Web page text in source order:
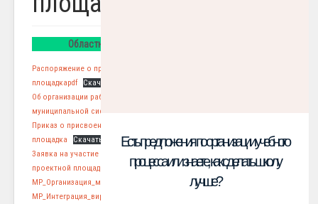
Есть предложения по организации учебного
процесса или знаете, как сделать школу
лучше?
Областная стажерская площадка 2025 год
Распоряжение о присвоении статуса Областная стажерская
площадкаpdf
Скачать
Об организации работы городских проектных площадок в
муниципальной системе образования
Приказ о присвоении статуса городская проектная
площадка
Скачать
Заявка на участие в отборе на соискание статуса городской
проектной площадки
Скачать
МР_Организация_медиацентра_в_бразовательном_учреждении
МР_Интеграция_виртуальной_и_дополненной_реальности